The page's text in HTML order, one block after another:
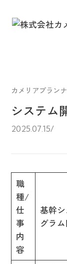
カメリアプラン
システム
2025.07.15
職
種/
仕
事
内
容
基幹
グラ